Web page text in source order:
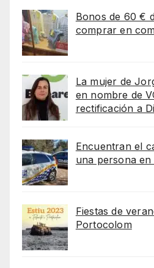
Bonos de 60 €
comprar en
La mujer de
en nombre de
rectificación a
Encuentran el
una persona
Fiestas de
Portocolom